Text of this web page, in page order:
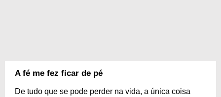
A fé me fez ficar de pé
De tudo que se pode perder na vida, a única coisa